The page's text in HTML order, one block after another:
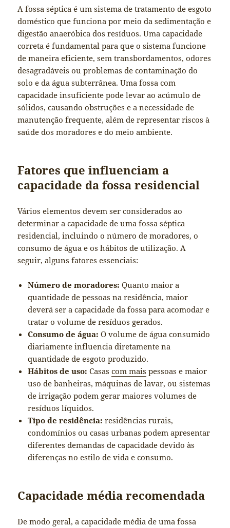
A fossa séptica é um sistema de tratamento de esgoto
doméstico que funciona por meio da sedimentação e
digestão anaeróbica dos resíduos. Uma capacidade
correta é fundamental para que o sistema funcione
de maneira eficiente, sem transbordamentos, odores
desagradáveis ou problemas de contaminação do
solo e da água subterrânea. Uma fossa com
capacidade insuficiente pode levar ao acúmulo de
sólidos, causando obstruções e a necessidade de
manutenção frequente, além de representar riscos à
saúde dos moradores e do meio ambiente.
Fatores que influenciam a
capacidade da fossa residencial
Vários elementos devem ser considerados ao
determinar a capacidade de uma fossa séptica
residencial, incluindo o número de moradores, o
consumo de água e os hábitos de utilização. A
seguir, alguns fatores essenciais:
Número de moradores: Quanto maior a
quantidade de pessoas na residência, maior
deverá ser a capacidade da fossa para acomodar e
tratar o volume de resíduos gerados.
Consumo de água: O volume de água consumido
diariamente influencia diretamente na
quantidade de esgoto produzido.
Hábitos de uso: Casascom mais pessoas e maior
uso de banheiras, máquinas de lavar, ou sistemas
de irrigação podem gerar maiores volumes de
resíduos líquidos.
Tipo de residência: residências rurais,
condomínios ou casas urbanas podem apresentar
diferentes demandas de capacidade devido às
diferenças no estilo de vida e consumo.
Capacidade média recomendada
De modo geral, a capacidade média de uma fossa